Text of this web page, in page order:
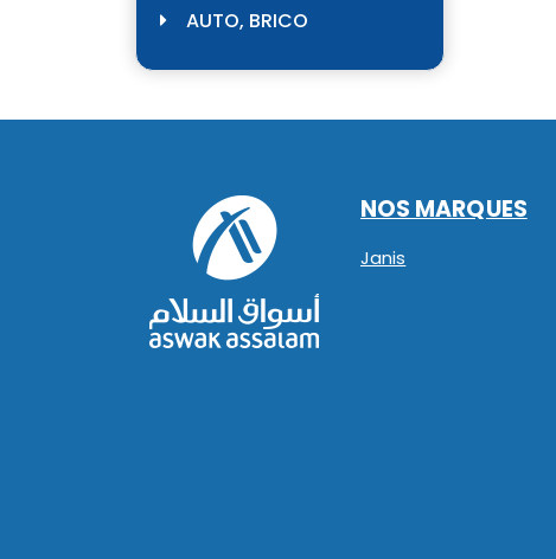
AUTO, BRICO
NOS MARQUES
Janis